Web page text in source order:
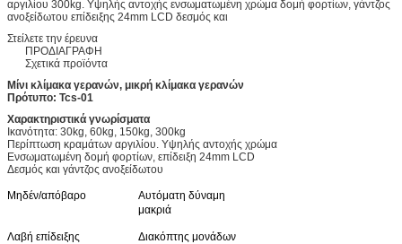
αργιλίου 300kg. Υψηλής αντοχής ενσωματωμένη χρώμα δομή φορτίων, γάντζος
ανοξείδωτου επίδειξης 24mm LCD δεσμός και
Στείλετε την έρευνα
ΠΡΟΔΙΑΓΡΑΦΗ
Σχετικά προϊόντα
Μίνι κλίμακα γερανών, μικρή κλίμακα γερανών
Πρότυπο: Tcs-01
Χαρακτηριστικά γνωρίσματα
Ικανότητα: 30kg, 60kg, 150kg, 300kg
Περίπτωση κραμάτων αργιλίου. Υψηλής αντοχής χρώμα
Ενσωματωμένη δομή φορτίων, επίδειξη 24mm LCD
Δεσμός και γάντζος ανοξείδωτου
Μηδέν/απόβαρο
Αυτόματη δύναμη
μακριά
Λαβή επίδειξης Διακόπτης μονάδων